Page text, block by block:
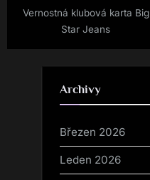
Vernostná klubová karta Big
Star Jeans
Archivy
Březen 2026
Leden 2026